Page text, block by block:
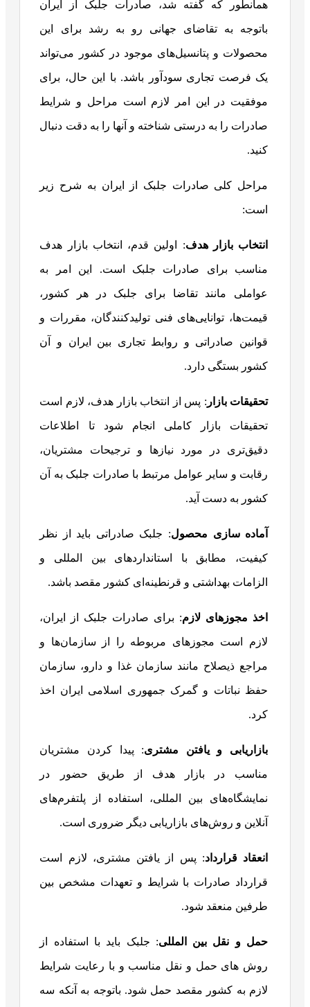
همانطور که گفته شد، صادرات جلبک از ایران
باتوجه به تقاضای جهانی رو به رشد برای این
محصولات و پتانسیل‌های موجود در کشور می‌تواند
یک فرصت تجاری سودآور باشد. با این حال، برای
موفقیت در این امر لازم است مراحل و شرایط
صادرات را به درستی شناخته و آنها را به دقت دنبال
کنید.
مراحل کلی صادرات جلبک از ایران به شرح زیر
است:
انتخاب بازار هدف: اولین قدم، انتخاب بازار هدف
مناسب برای صادرات جلبک است. این امر به
عواملی مانند تقاضا برای جلبک در هر کشور،
قیمت‌ها، توانایی‌های فنی تولیدکنندگان، مقررات و
قوانین صادراتی و روابط تجاری بین ایران و آن
کشور بستگی دارد.
تحقیقات بازار : پس از انتخاب بازار هدف، لازم است
تحقیقات بازار کاملی انجام شود تا اطلاعات
دقیق‌تری در مورد نیازها و ترجیحات مشتریان،
رقابت و سایر عوامل مرتبط با صادرات جلبک به آن
کشور به دست آید.
آماده سازی محصول: جلبک صادراتی باید از نظر
کیفیت، مطابق با استانداردهای بین المللی و
الزامات بهداشتی و قرنطینه‌ای کشور مقصد باشد.
اخذ مجوزهای لازم: برای صادرات جلبک از ایران،
لازم است مجوزهای مربوطه را از سازمان‌ها و
مراجع ذیصلاح مانند سازمان غذا و دارو، سازمان
حفظ نباتات و گمرک جمهوری اسلامی ایران اخذ
کرد.
بازاریابی و یافتن مشتری: پیدا کردن مشتریان
مناسب در بازار هدف از طریق حضور در
نمایشگاه‌های بین المللی، استفاده از پلتفرم‌های
آنلاین و روش‌های بازاریابی دیگر ضروری است.
انعقاد قرارداد: پس از یافتن مشتری، لازم است
قرارداد صادرات با شرایط و تعهدات مشخص بین
طرفین منعقد شود.
حمل و نقل بین المللی: جلبک باید با استفاده از
روش های حمل و نقل مناسب و با رعایت شرایط
لازم به کشور مقصد حمل شود. باتوجه به آنکه سه